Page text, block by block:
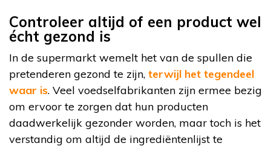
Controleer altijd of een product wel
écht gezond is
In de supermarkt wemelt het van de spullen die
pretenderen gezond te zijn, terwijl het tegendeel
waar is. Veel voedselfabrikanten zijn ermee bezig
om ervoor te zorgen dat hun producten
daadwerkelijk gezonder worden, maar toch is het
verstandig om altijd de ingrediëntenlijst te